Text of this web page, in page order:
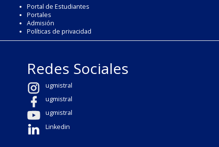
Portal de Estudiantes
Portales
Admisión
Políticas de privacidad
Redes Sociales
ugmistral
ugmistral
ugmistral
Linkedin